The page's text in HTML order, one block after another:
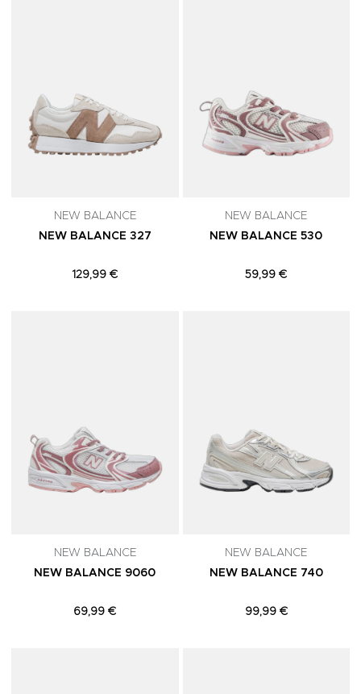
NEW BALANCE
NEW BALANCE 327
129,99 €
NEW BALANCE
NEW BALANCE 530
59,99 €
NEW BALANCE
NEW BALANCE 9060
69,99 €
NEW BALANCE
NEW BALANCE 740
99,99 €